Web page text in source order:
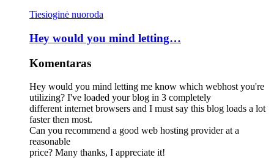
Tiesioginė nuoroda
Hey would you mind letting…
Komentaras
Hey would you mind letting me know which webhost you're
utilizing? I've loaded your blog in 3 completely
different internet browsers and I must say this blog loads a lot
faster then most.
Can you recommend a good web hosting provider at a
reasonable
price? Many thanks, I appreciate it!